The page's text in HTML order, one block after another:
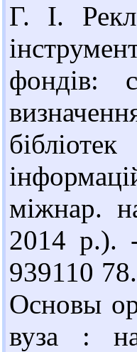
Г. І.
фондів:
міжнар.
2014 р.).
939110
Основы
вуза :